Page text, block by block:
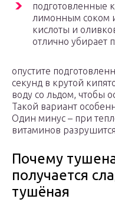
подготовленные
лимонным соком и
кислоты и
отлично убирает
опустите
секунд в крутой
воду со льдом, чтобы
Такой вариант
Один минус – при
витаминов
Почему
получается
тушёная